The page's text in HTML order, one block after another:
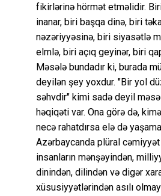
fikirlərinə hörmət etməlidir.
inanar, biri başqa dinə, biri
nəzəriyyəsinə, biri siyasətlə
elmlə, biri açıq geyinər, biri
Məsələ bundadır ki, burada
deyilən şey yoxdur. "Bir yol
səhvdir" kimi sadə deyil
həqiqəti var. Ona görə də,
necə rahatdırsa elə də
Azərbaycanda plüral
insanların mənşəyindən,
dinindən, dilindən və digər
xüsusiyyətlərindən asılı